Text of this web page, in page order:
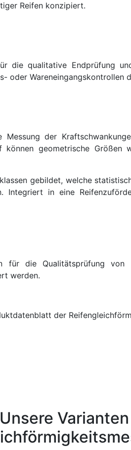
Reifen konzipiert.
die qualitative Endprüfung
oder Wareneingangskontrollen
Messung der
geometrische Größen
gebildet, welche
Integriert in eine
für die Qualitätsprüfung
werden.
der
Unsere